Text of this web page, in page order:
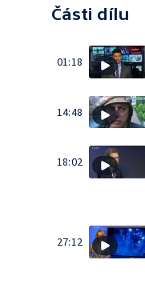
Části dílu
01:18
14:48
18:02
27:12